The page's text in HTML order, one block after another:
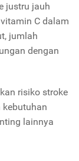
justru jauh
C dalam
jumlah
dengan
risiko stroke
lainnya